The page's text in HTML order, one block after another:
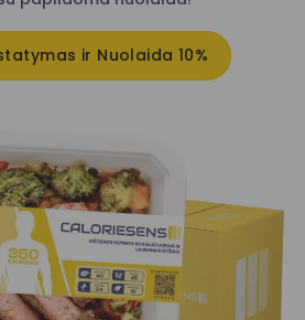
ir Nuolaida 10%